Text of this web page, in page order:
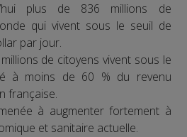
plus de 836 millions de
qui vivent sous le seuil de
par jour.
de citoyens vivent sous le
à moins de 60 % du revenu
française.
à augmenter fortement à
et sanitaire actuelle.